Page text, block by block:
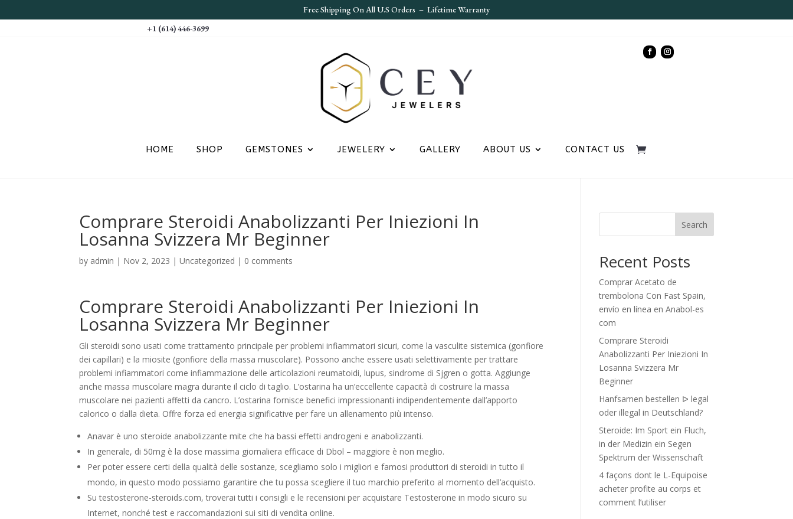
Free Shipping On All U.S Orders – Lifetime Warranty
+1 (614) 446-3699
HOME SHOP GEMSTONES JEWELERY GALLERY ABOUT US CONTACT US
Comprare Steroidi Anabolizzanti Per Iniezioni In
Losanna Svizzera Mr Beginner
by admin | Nov 2, 2023 |Uncategorized | 0 comments
Comprare Steroidi Anabolizzanti Per Iniezioni In
Losanna Svizzera Mr Beginner
Gli steroidi sono usati come trattamento principale per problemi infiammatori sicuri, come la vasculite sistemica (gonfiore
dei capillari) e la miosite (gonfiore della massa muscolare). Possono anche essere usati selettivamente per trattare
problemi infiammatori come infiammazione delle articolazioni reumatoidi, lupus, sindrome di Sjgren o gotta. Aggiunge
anche massa muscolare magra durante il ciclo di taglio. L’ostarina ha un’eccellente capacità di costruire la massa
muscolare nei pazienti affetti da cancro. L’ostarina fornisce benefici impressionanti indipendentemente dall’apporto
calorico o dalla dieta. Offre forza ed energia significative per fare un allenamento più intenso.
Anavar è uno steroide anabolizzante mite che ha bassi effetti androgeni e anabolizzanti.
In generale, di 50mg è la dose massima giornaliera efficace di Dbol – maggiore è non meglio.
Per poter essere certi della qualità delle sostanze, scegliamo solo i migliori e famosi produttori di steroidi in tutto il
mondo, in questo modo possiamo garantire che tu possa scegliere il tuo marchio preferito al momento dell’acquisto.
Su testosterone-steroids.com, troverai tutti i consigli e le recensioni per acquistare Testosterone in modo sicuro su
Internet, nonché test e raccomandazioni sui siti di vendita online.
Search
Recent Posts
Comprar Acetato de
trembolona Con Fast Spain,
envío en línea en Anabol-es
com
Comprare Steroidi
Anabolizzanti Per Iniezioni In
Losanna Svizzera Mr
Beginner
Hanfsamen bestellen ᐅ legal
oder illegal in Deutschland?
Steroide: Im Sport ein Fluch,
in der Medizin ein Segen
Spektrum der Wissenschaft
4 façons dont le L-Equipoise
acheter profite au corps et
comment l’utiliser